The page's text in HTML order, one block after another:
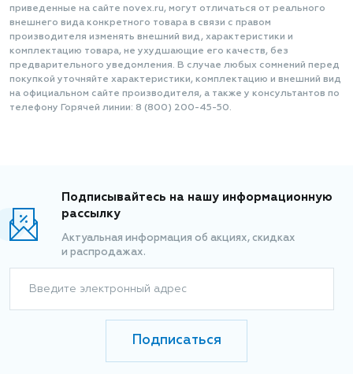
приведенные на сайте novex.ru, могут отличаться от реального
внешнего вида конкретного товара в связи с правом
производителя изменять внешний вид, характеристики и
комплектацию товара, не ухудшающие его качеств, без
предварительного уведомления. В случае любых сомнений перед
покупкой уточняйте характеристики, комплектацию и внешний вид
на официальном сайте производителя, а также у консультантов по
телефону Горячей линии: 8 (800) 200-45-50.
Подписывайтесь на нашу информационную
рассылку
Актуальная информация об акциях, скидках
и распродажах.
Введите электронный адрес
Подписаться